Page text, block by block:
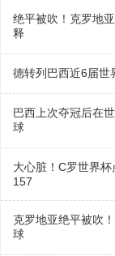
绝平被吹！克罗地
释
德转列巴西近6届世
巴西上次夺冠后在
球
大心脏！C罗世界
157
克罗地亚绝平被吹
球